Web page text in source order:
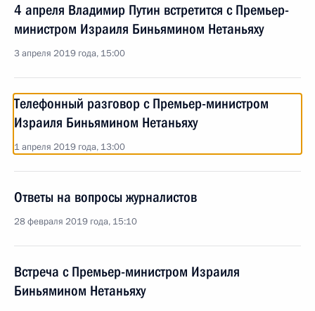
4 апреля Владимир Путин встретится с Премьер-
министром Израиля Биньямином Нетаньяху
3 апреля 2019 года, 15:00
Телефонный разговор с Премьер-министром
Израиля Биньямином Нетаньяху
1 апреля 2019 года, 13:00
Ответы на вопросы журналистов
28 февраля 2019 года, 15:10
Встреча с Премьер-министром Израиля
Биньямином Нетаньяху